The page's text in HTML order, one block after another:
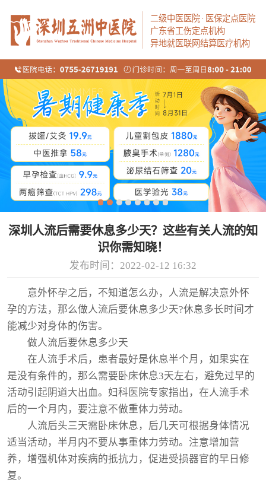
二级中医医院 · 医保定点医院
广东省工伤定点机构
异地就医联网结算医疗机构
深圳人流后需要休息多少天？这些有关人流的知
识你需知晓！
发布时间：2022-02-12 16:32
意外怀孕之后，不知道怎么办，人流是解决意外怀
孕的方法，那么做人流后要休息多少天?休息多长时间才
能减少对身体的伤害。
做人流后要休息多少天
在人流手术后，患者最好是休息半个月，如果实在
是没有条件的，那么需要卧床休息3天左右，避免过早的
活动引起阴道大出血。妇科医院专家指出，在人流手术
后的一个月内，要注意不做重体力劳动。
人流后头三天需卧床休息，后几天可根据身体情况
适当活动，半月内不要从事重体力劳动。注意增加营
养，增强机体对疾病的抵抗力，促进受损器官的早日修
复。